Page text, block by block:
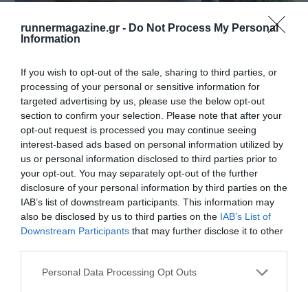
runnermagazine.gr - Do Not Process My Personal
Information
If you wish to opt-out of the sale, sharing to third parties, or
processing of your personal or sensitive information for
targeted advertising by us, please use the below opt-out
section to confirm your selection. Please note that after your
opt-out request is processed you may continue seeing
interest-based ads based on personal information utilized by
us or personal information disclosed to third parties prior to
your opt-out. You may separately opt-out of the further
disclosure of your personal information by third parties on the
IAB’s list of downstream participants. This information may
also be disclosed by us to third parties on the IAB’s List of
Downstream Participants that may further disclose it to other
Personal Data Processing Opt Outs
2nd Vidra’s Trail – 2ος Αγώνας ορεινού
τρεξίματος…
14-7-2019: Ορεινός αγώνας στο Μονοπάτι της βίδρας